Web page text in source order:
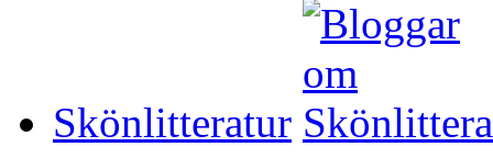
Skönlitteratur